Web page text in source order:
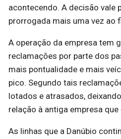
acontecendo. A decisão vale
prorrogada mais uma vez ao
A operação da empresa tem
reclamações por parte dos
mais pontualidade e mais
pico. Segundo tais
lotados e atrasados,
relação à antiga empresa
As linhas que a Danúbio